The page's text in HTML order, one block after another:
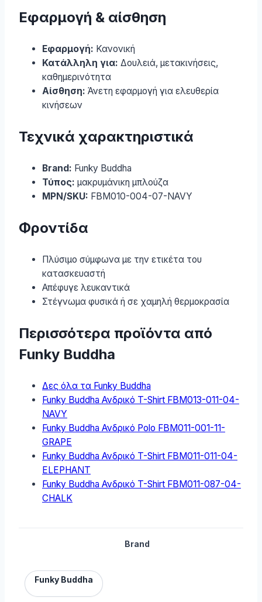
Εφαρμογή & αίσθηση
Εφαρμογή: Κανονική
Κατάλληλη για: Δουλειά, μετακινήσεις,
καθημερινότητα
Αίσθηση: Άνετη εφαρμογή για ελευθερία
κινήσεων
Τεχνικά χαρακτηριστικά
Brand: Funky Buddha
Τύπος: μακρυμάνικη μπλούζα
MPN/SKU: FBM010-004-07-NAVY
Φροντίδα
Πλύσιμο σύμφωνα με την ετικέτα του
κατασκευαστή
Απέφυγε λευκαντικά
Στέγνωμα φυσικά ή σε χαμηλή θερμοκρασία
Περισσότερα προϊόντα από
Funky Buddha
Δες όλα τα Funky Buddha
Funky Buddha Ανδρικό T-Shirt FBM013-011-04-
NAVY
Funky Buddha Ανδρικό Polo FBM011-001-11-
GRAPE
Funky Buddha Ανδρικό T-Shirt FBM011-011-04-
ELEPHANT
Funky Buddha Ανδρικό T-Shirt FBM011-087-04-
CHALK
Brand
Funky Buddha